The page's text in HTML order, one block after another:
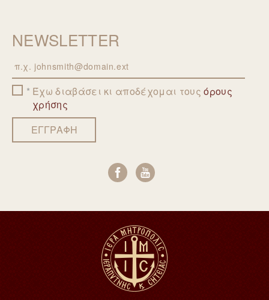
NEWSLETTER
Email Έχω διαβάσει κι αποδέχομαι τουςόρους
χρήσης
ΕΓΓΡΑΦΗ